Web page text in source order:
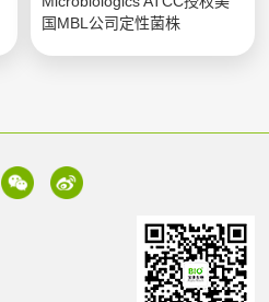
国MBL公司定性菌株